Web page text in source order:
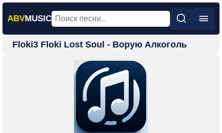
ABVMUSIC
Главная
Floki3 Floki Lost Soul - Ворую Алкоголь